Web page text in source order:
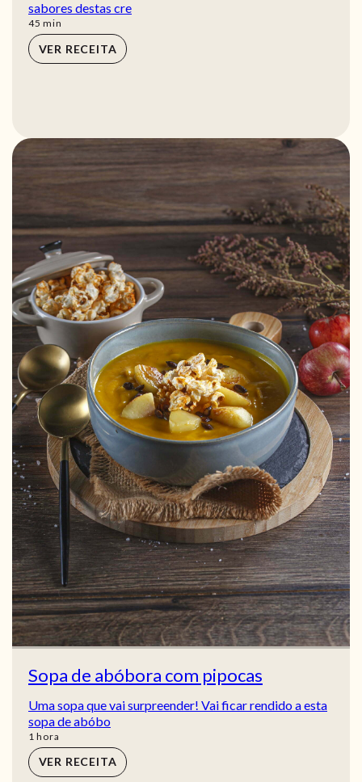
sabores destas cre
45 min
min
VER RECEITA
Sopa de abóbora com pipocas
Uma sopa que vai surpreender! Vai ficar rendido a esta
sopa de abóbo
1 hora
hora
VER RECEITA